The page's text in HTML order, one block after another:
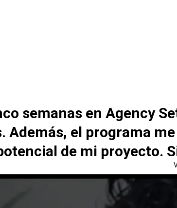
semanas en Agency
Además, el programa
de mi proyecto.